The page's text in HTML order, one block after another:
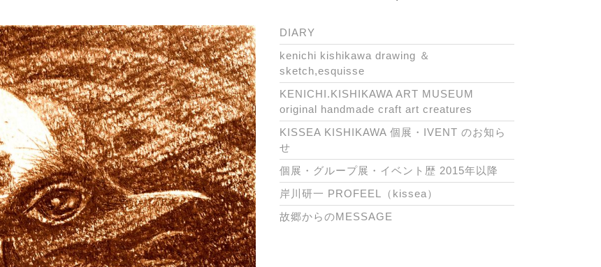
DIARY
kenichi kishikawa drawing ＆
sketch,esquisse
KENICHI.KISHIKAWA ART MUSEUM
original handmade craft art creatures
KISSEA KISHIKAWA 個展・IVENT のお知ら
せ
個展・グループ展・イベント歴 2015年以降
岸川研一 PROFEEL（kissea）
故郷からのMESSAGE